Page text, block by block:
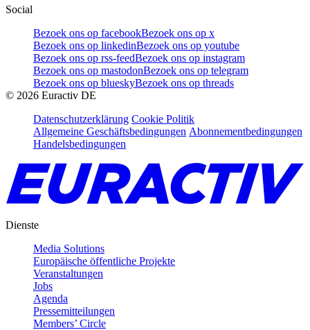
Social
Bezoek ons op facebookBezoek ons op x
Bezoek ons op linkedinBezoek ons op youtube
Bezoek ons op rss-feedBezoek ons op instagram
Bezoek ons op mastodonBezoek ons op telegram
Bezoek ons op blueskyBezoek ons op threads
© 2026 Euractiv DE
Datenschutzerklärung Cookie Politik
Allgemeine Geschäftsbedingungen Abonnementbedingungen
Handelsbedingungen
Dienste
Media Solutions
Europäische öffentliche Projekte
Veranstaltungen
Jobs
Agenda
Pressemitteilungen
Members’ Circle